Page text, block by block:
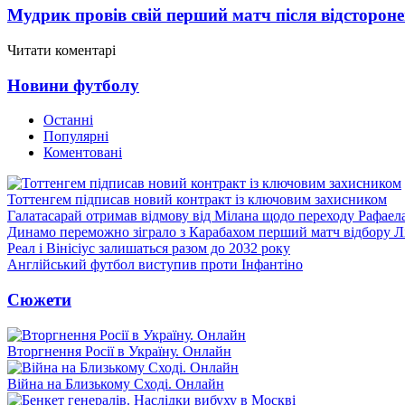
Мудрик провів свій перший матч після
Читати коментарі
Новини футболу
Останні
Популярні
Коментовані
Тоттенгем підписав новий контракт із ключовим захисником
Галатасарай отримав відмову від Мілана щодо переходу
Динамо переможно зіграло з Карабахом перший матч відбору
Реал і Вінісіус залишаться разом до 2032 року
Англійський футбол виступив проти Інфантіно
Сюжети
Вторгнення Росії в Україну. Онлайн
Війна на Близькому Сході. Онлайн